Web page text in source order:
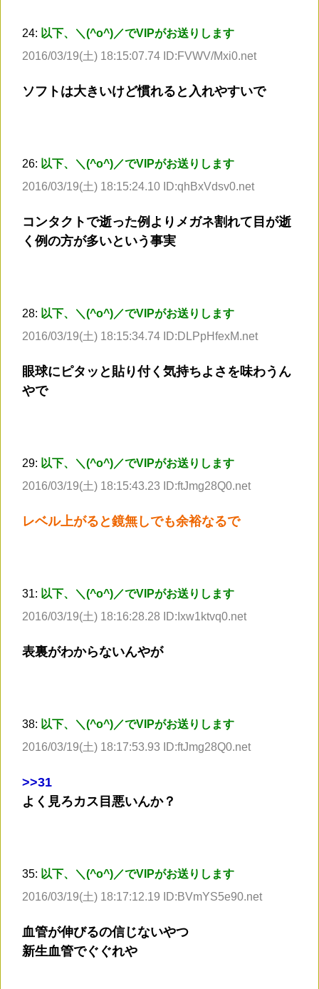
24: 以下、＼(^o^)／でVIPがお送りします
2016/03/19(土) 18:15:07.74 ID:FVWV/Mxi0.net
ソフトは大きいけど慣れると入れやすいで
26: 以下、＼(^o^)／でVIPがお送りします
2016/03/19(土) 18:15:24.10 ID:qhBxVdsv0.net
コンタクトで逝った例よりメガネ割れて目が逝
く例の方が多いという事実
28: 以下、＼(^o^)／でVIPがお送りします
2016/03/19(土) 18:15:34.74 ID:DLPpHfexM.net
眼球にピタッと貼り付く気持ちよさを味わうん
やで
29: 以下、＼(^o^)／でVIPがお送りします
2016/03/19(土) 18:15:43.23 ID:ftJmg28Q0.net
レベル上がると鏡無しでも余裕なるで
31: 以下、＼(^o^)／でVIPがお送りします
2016/03/19(土) 18:16:28.28 ID:Ixw1ktvq0.net
表裏がわからないんやが
38: 以下、＼(^o^)／でVIPがお送りします
2016/03/19(土) 18:17:53.93 ID:ftJmg28Q0.net
>>31
よく見ろカス目悪いんか？
35: 以下、＼(^o^)／でVIPがお送りします
2016/03/19(土) 18:17:12.19 ID:BVmYS5e90.net
血管が伸びるの信じないやつ
新生血管でぐぐれや